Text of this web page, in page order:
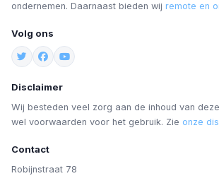
ondernemen. Daarnaast bieden wij remote en
Volg ons
Disclaimer
Wij besteden veel zorg aan de inhoud van
wel voorwaarden voor het gebruik. Zie onze
Contact
Robijnstraat 78